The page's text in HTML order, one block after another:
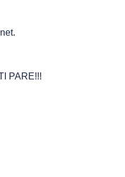
PARE!!!